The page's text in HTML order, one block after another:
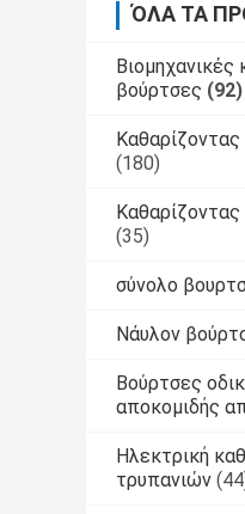
ΌΛΑ ΤΑ
Βιομηχανικές
βούρτσες (92)
(180)
(35)
σύνολο
Νάυλον
Βούρτσες
αποκομιδής
Ηλεκτρική
τρυπανιών